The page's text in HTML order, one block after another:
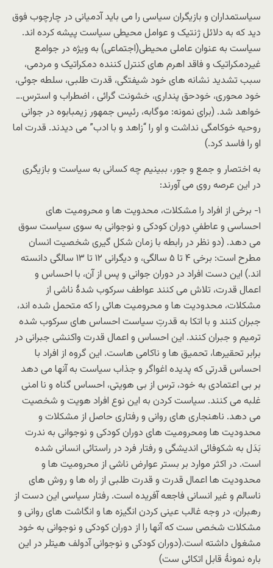
سیاستمداران و بازیگران سیاسی را می باید آدمیانی در چارچوب فوق
دید که به دلائل ژنتیک و عوامل محیطی سیاست پیشه کرده اند.
سیاست به عنوان عاملی محیطی(اجتماعی) به ویژه در جوامع
غیردمکراتیک و فاقد اهرم های کنترل کننده دمکراتیک و مردمی،
سبب تشدید نشانه های خود شیفتگی، قدرت طلبی، سلطه جوئی،
خود محوری، خودحق پنداری، خشونت گرائی ، اضطراب و استرس…
خواهد شد. (برای نمونه: موگابه، رئیس جمهور زیمبابوه در جوانی
روحیه خوکامگی نداشت و او را “زاهد و با ادب” می دیدند. قدرت اما
او را فاسد کرد.)
به اختصار و جمع و جور، ببینیم چه کسانی به سیاست و بازیگری
در این عرصه روی می آورند:
۱- برخی از افراد را مشکلات، محدویت ها و محرومیت های
احساسی و عاطفیِ دوران کودکی و نوجوانی به سوی سیاست سوق
می دهد. (دو نظر در رابطه با زمان شکل گیری شخصیت انسان
مطرح است: برخی ۴ تا ۵ سالگی، و دیگرانی ۱۲ تا ۱۳ سالگی دانسته
اند.) این دست افراد در دوران جوانی و پس از آن، با احساس و
اعمال قدرت، تلاش می کنند عواطف سرکوب شدۀ ناشی از
مشکلات، محدودیت ها و محرومیت هائی را که متحمل شده اند،
جبران کنند و با اتکا به قدرتِ سیاست احساس های سرکوب شده
ترمیم و جبران کنند. این احساس و اعمال قدرت واکنشی جبرانی در
برابر تحقیرها، تحمیق ها و ناکامی هاست. این گروه از افراد با
احساس قدرتی که پدیده اغواگر و جذاب سیاست به آنها می دهد
بر بی اعتمادی به خود، ترس از بی هویتی، احساس گناه و نا امنی
غلبه می کنند. سیاست کردن به این نوع افراد هویت و شخصیت
می دهد. ناهنجاری های روانی و رفتاری حاصل از مشکلات و
محدودیت ها ومحرومیت های دوران کودکی و نوجوانی به ندرت
بَدَل به شکوفائی اندیشگی و رفتار فرد در راستائی انسانی شده
است. در اکثر موارد بر بستر عوارض ناشی از محرومیت ها و
محدودیت ها اعمال قدرت و قدرت طلبی از راه ها و روش های
ناسالم و غیر انسانی فاجعه آفریده است. رفتار سیاسی این دست از
رهبران، در وجه غالب عینی کردن انگیزه ها و انگاشت های روانی و
مشکلات شخصی ست که آنها را از دوران کودکی و نوجوانی به خود
مشغول داشته است.(دوران کودکی و نوجوانی آدولف هیتلر در این
باره نمونۀ قابل اتکائی ست)